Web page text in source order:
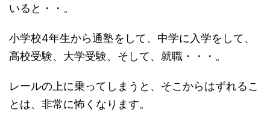
いると・・。
小学校4年生から通塾をして、中学に入学をして、
高校受験、大学受験、そして、就職・・・。
レールの上に乗ってしまうと、そこからはずれるこ
とは、非常に怖くなります。